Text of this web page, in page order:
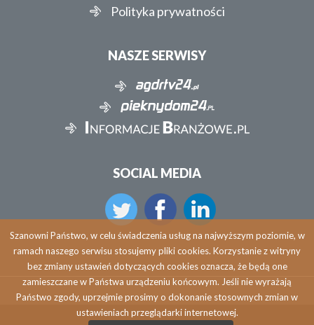
Polityka prywatności
NASZE SERWISY
SOCIAL MEDIA
Szanowni Państwo, w celu świadczenia usług na najwyższym poziomie, w
ramach naszego serwisu stosujemy pliki cookies. Korzystanie z witryny
bez zmiany ustawień dotyczących cookies oznacza, że będą one
zamieszczane w Państwa urządzeniu końcowym. Jeśli nie wyrażają
Państwo zgody, uprzejmie prosimy o dokonanie stosownych zmian w
ustawieniach przeglądarki internetowej.